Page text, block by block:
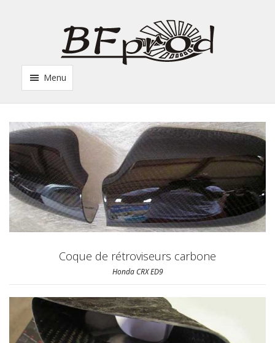
Menu
Coque de rétroviseurs carbone
Honda CRX ED9